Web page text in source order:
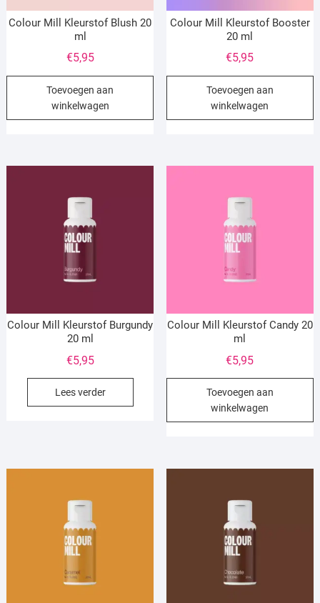
Colour Mill Kleurstof Blush 20
ml
€5,95
Toevoegen aan
winkelwagen
Colour Mill Kleurstof Booster
20 ml
€5,95
Toevoegen aan
winkelwagen
Colour Mill Kleurstof Burgundy
20 ml
€5,95
Lees verder
Colour Mill Kleurstof Candy 20
ml
€5,95
Toevoegen aan
winkelwagen